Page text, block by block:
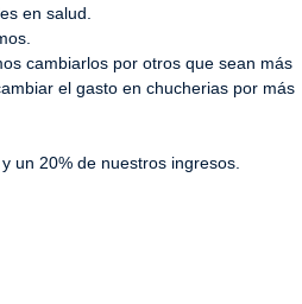
en salud.
cambiarlos por otros que sean más
el gasto en chucherias por más
un 20% de nuestros ingresos.